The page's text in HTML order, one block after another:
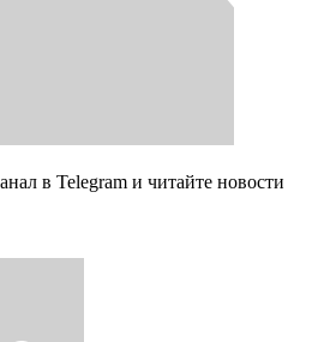
в Telegram и читайте новости